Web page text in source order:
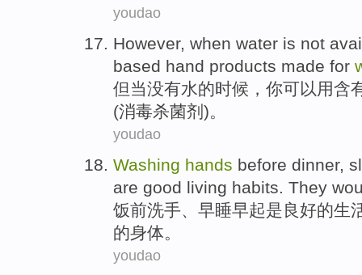
youdao
However, when water is not
based hand products made for
但当没有水的时候， 你可以用含
(消毒杀菌剂 )。
youdao
Washing hands before dinner,
are good living habits They
饭前洗手 早睡早起是良好的生
的身体 。
youdao